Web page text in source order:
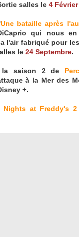
salles le 4 Février
Une bataille après
qui nous
l'air fabriqué pour
le 24 Septembre.
la saison 2 de
à la Mer des
+.
Nights at Freddy's 2